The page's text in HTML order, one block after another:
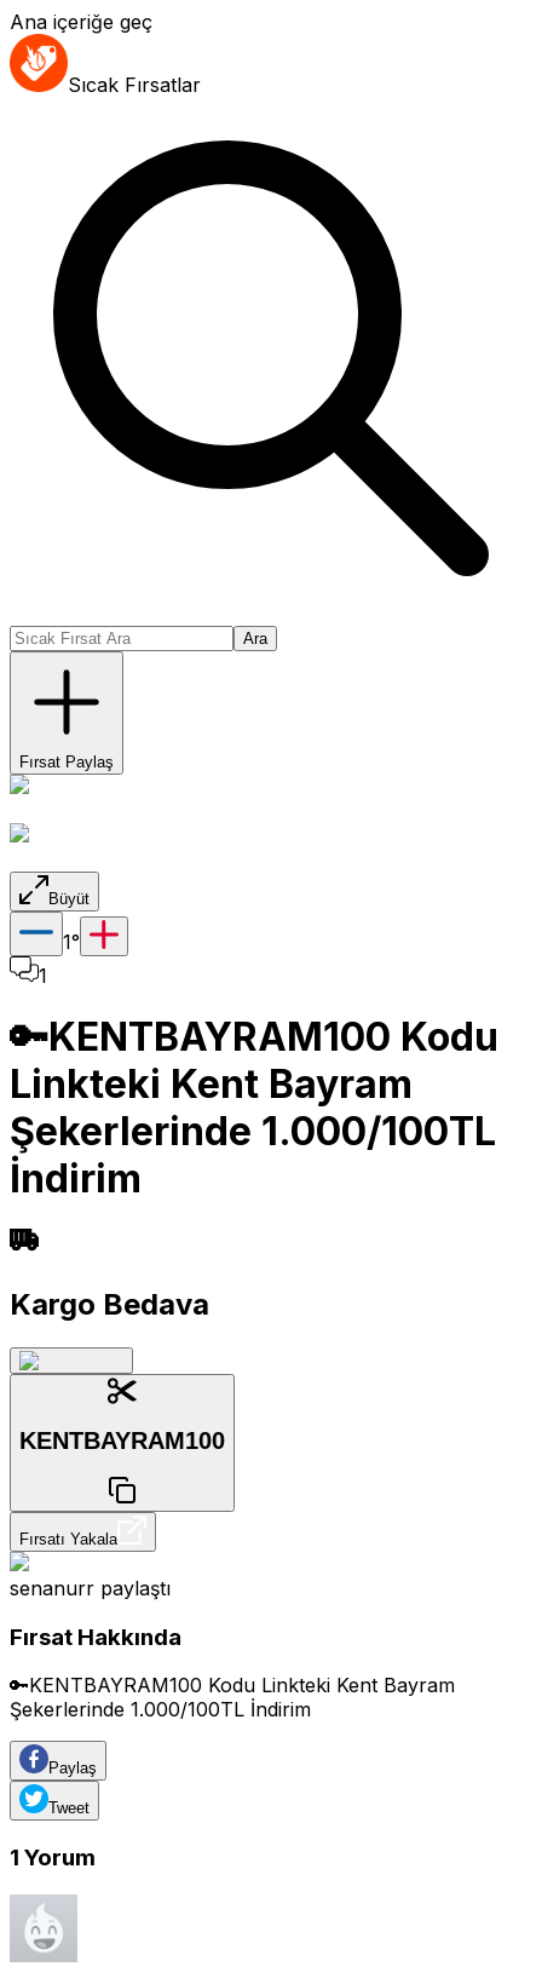
Ana içeriğe geç
Sıcak Fırsatlar
Ara
Fırsat Paylaş
Büyüt
1°
1
🔑KENTBAYRAM100 Kodu
Linkteki Kent Bayram
Şekerlerinde 1.000/100TL
İndirim
Kargo Bedava
KENTBAYRAM100
Fırsatı Yakala
senanurr paylaştı
Fırsat Hakkında
🔑KENTBAYRAM100 Kodu Linkteki Kent Bayram
Şekerlerinde 1.000/100TL İndirim
Paylaş
Tweet
1 Yorum